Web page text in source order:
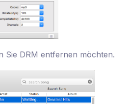
Sie DRM entfernen möchten.